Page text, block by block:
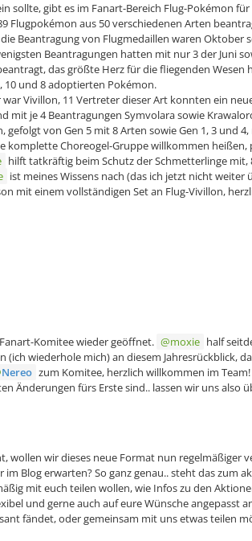
sollte, gibt es im Fanart-Bereich Flug-Pokémon
Flugpokémon aus 50 verschiedenen Arten
Beantragung von Flugmedaillen waren Oktober
Beantragungen hatten mit nur 3 der Juni
das größte Herz für die fliegenden Wesen
10 und 8 adoptierten Pokémon.
Vivillon, 11 Vertreter dieser Art konnten ein
mit je 4 Beantragungen Symvolara sowie
von Gen 5 mit 8 Arten sowie Gen 1, 3 und
komplette Choreogel-Gruppe willkommen
hilft tatkräftig beim Schutz der Schmetterlinge
ist meines Wissens nach (das ich jetzt nicht
mit einem vollständigen Set an Flug-Vivillon,
Komitee wieder geöffnet. moxie half
wiederhole mich) an diesem Jahresrückblick,
Nereo zum Komitee, herzlich willkommen im
Änderungen fürs Erste sind.. lassen wir uns also
wollen wir dieses neue Format nun regelmäßiger
Blog erwarten? So ganz genau.. steht das zum
mit euch teilen wollen, wie Infos zu den
und gerne auch auf eure Wünsche angepasst
fändet, oder gemeinsam mit uns etwas teilen